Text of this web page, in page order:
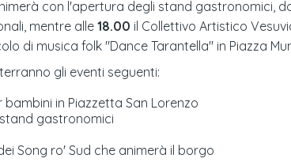
con l'apertura degli stand gastronomici,
mentre alle 18.00 il Collettivo Artistico
di musica folk "Dance Tarantella" in Piazza
gli eventi seguenti:
in Piazzetta San Lorenzo
gastronomici
Song ro' Sud che animerà il borgo